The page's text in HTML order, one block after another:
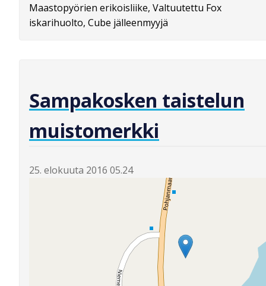
Maastopyörien erikoisliike, Valtuutettu Fox
iskarihuolto, Cube jälleenmyyjä
Sampakosken taistelun
muistomerkki
25. elokuuta 2016 05.24